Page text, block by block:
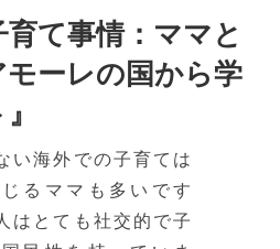
育て事情：ママと
ーレの国から学
い海外での子育ては
るママも多いです
はとても社交的で子